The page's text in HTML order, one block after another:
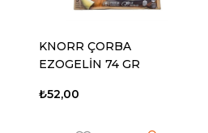
KNORR ÇORBA
EZOGELİN 74 GR
₺52,00